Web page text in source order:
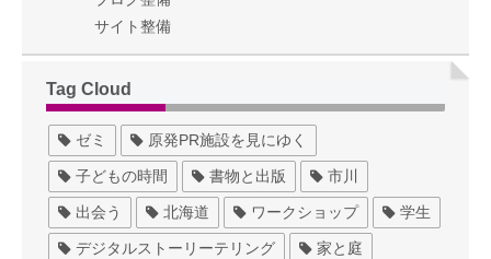
サイト整備
Tag Cloud
ゼミ 原発PR施設を見にゆく
子どもの時間 書物と出版 市川
出会う 北海道 ワークショップ 学生
デジタルストーリーテリング 家と庭